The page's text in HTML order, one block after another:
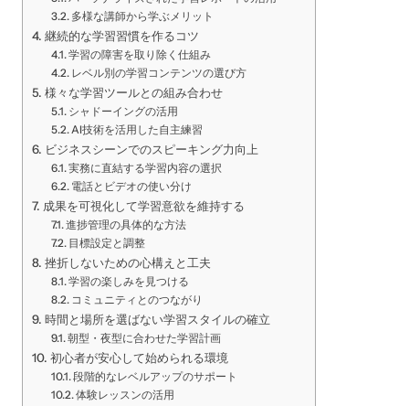
多様な講師から学ぶメリット
継続的な学習習慣を作るコツ
学習の障害を取り除く仕組み
レベル別の学習コンテンツの選び方
様々な学習ツールとの組み合わせ
シャドーイングの活用
AI技術を活用した自主練習
ビジネスシーンでのスピーキング力向上
実務に直結する学習内容の選択
電話とビデオの使い分け
成果を可視化して学習意欲を維持する
進捗管理の具体的な方法
目標設定と調整
挫折しないための心構えと工夫
学習の楽しみを見つける
コミュニティとのつながり
時間と場所を選ばない学習スタイルの確立
朝型・夜型に合わせた学習計画
初心者が安心して始められる環境
段階的なレベルアップのサポート
体験レッスンの活用